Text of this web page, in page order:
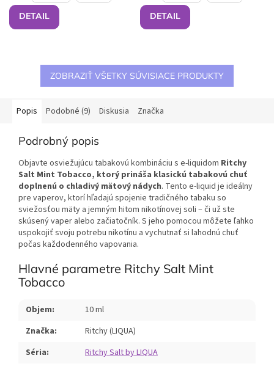
DETAIL DETAIL
ZOBRAZIŤ VŠETKY SÚVISIACE PRODUKTY
Popis Podobné (9) Diskusia Značka
Podrobný popis
Objavte osviežujúcu tabakovú kombináciu s e-liquidom Ritchy
Salt Mint Tobacco, ktorý prináša klasickú tabakovú chuť
doplnenú o chladivý mätový nádych. Tento e-liquid je ideálny
pre vaperov, ktorí hľadajú spojenie tradičného tabaku so
sviežosťou mäty a jemným hitom nikotínovej soli – či už ste
skúsený vaper alebo začiatočník. S jeho pomocou môžete ľahko
uspokojiť svoju potrebu nikotínu a vychutnať si lahodnú chuť
počas každodenného vapovania.
Hlavné parametre Ritchy Salt Mint
Tobacco
Objem:
10 ml
Značka:
Ritchy (LIQUA)
Séria:
Ritchy Salt by LIQUA